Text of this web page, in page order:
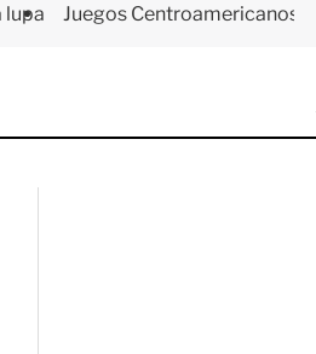
lupa Juegos Centroamericanos